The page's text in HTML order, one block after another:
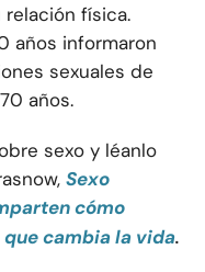
física.
años informaron
sexuales de
años.
sexo y léanlo
Sexo
cómo
cambia la vida.